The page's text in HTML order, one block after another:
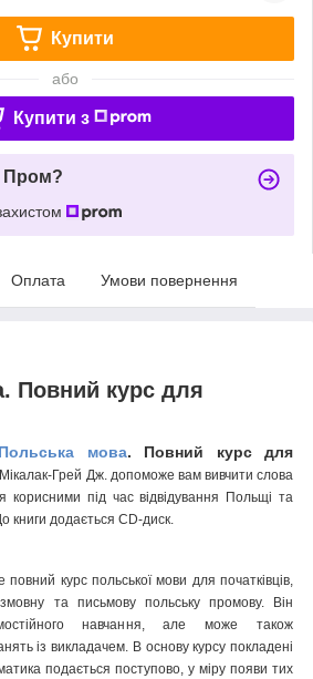
Купити
або
Купити з
Пром?
Оплата Умови повернення
Повний курс для
Польська мова. Повний курс для
Мікалак-Грей Дж. допоможе вам вивчити слова
корисними під час відвідування Польщі та
книги додається CD-диск.
повний курс польської мови для початківців,
та письмову польську промову. Він
навчання, але може також
із викладачем. В основу курсу покладені
подається поступово, у міру появи тих